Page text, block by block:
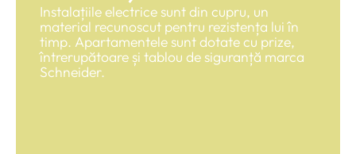
Instalațiile electrice sunt din cupru, un
material recunoscut pentru rezistența lui în
timp. Apartamentele sunt dotate cu prize,
întrerupătoare și tablou de siguranță marca
Schneider.